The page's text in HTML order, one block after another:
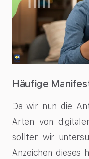
Häufige
Da wir nun die
Arten von
sollten wir
Anzeichen dieses